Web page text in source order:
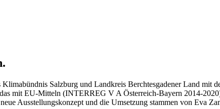
Salzburg und Landkreis Berchtesgadener Land mit
mit EU-Mitteln (INTERREG V A Österreich-Bayern 2014-
Ausstellungskonzept und die Umsetzung stammen von Eva